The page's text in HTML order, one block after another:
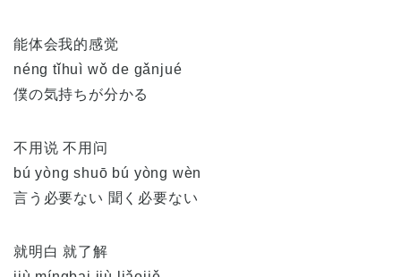
能体会我的感觉
néng tǐhuì wǒ de gǎnjué
僕の気持ちが分かる
不用说 不用问
bú yòng shuō bú yòng wèn
言う必要ない 聞く必要ない
就明白 就了解